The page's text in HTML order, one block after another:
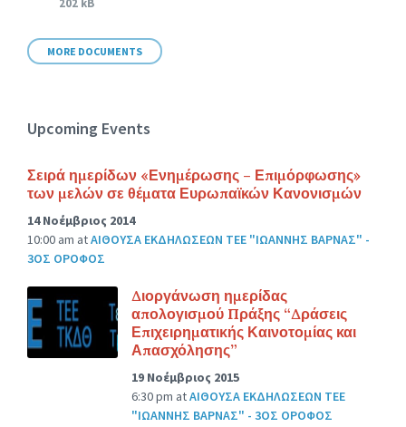
MORE DOCUMENTS
Upcoming Events
Σειρά ημερίδων «Ενημέρωσης – Επιμόρφωσης»
των μελών σε θέματα Ευρωπαϊκών Κανονισμών
14 Νοέμβριος 2014
10:00 am atΑΙΘΟΥΣΑ ΕΚΔΗΛΩΣΕΩΝ ΤΕΕ "ΙΩΑΝΝΗΣ ΒΑΡΝΑΣ" -
3ΟΣ ΟΡΟΦΟΣ
Διοργάνωση ημερίδας
απολογισμού Πράξης “Δράσεις
Επιχειρηματικής Καινοτομίας και
Απασχόλησης”
19 Νοέμβριος 2015
6:30 pm atΑΙΘΟΥΣΑ ΕΚΔΗΛΩΣΕΩΝ ΤΕΕ
"ΙΩΑΝΝΗΣ ΒΑΡΝΑΣ" - 3ΟΣ ΟΡΟΦΟΣ